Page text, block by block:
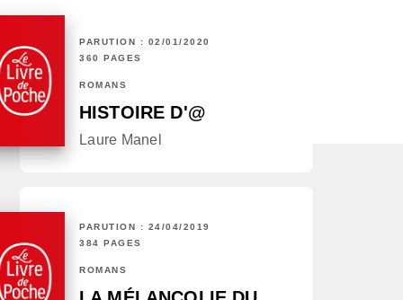
PARUTION : 02/01/2020
360 PAGES
ROMANS
HISTOIRE D'@
Laure Manel
PARUTION : 24/04/2019
384 PAGES
ROMANS